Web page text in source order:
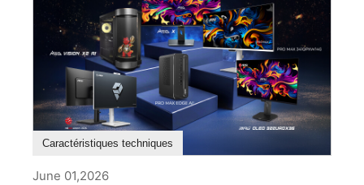
Caractéristiques techniques
June 01,2026